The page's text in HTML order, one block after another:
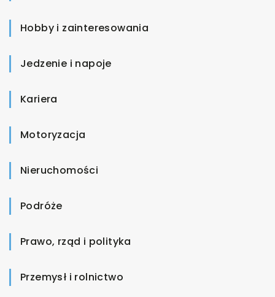
Hobby i zainteresowania
Jedzenie i napoje
Kariera
Motoryzacja
Nieruchomości
Podróże
Prawo, rząd i polityka
Przemysł i rolnictwo